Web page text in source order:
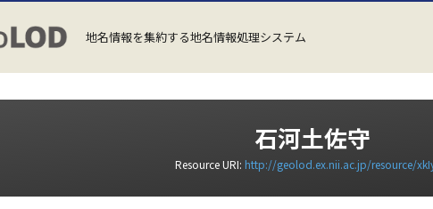
地名情報を集約する地名情報処理システム
石河土佐守
Resource URI: http://geolod.ex.nii.ac.jp/resource/